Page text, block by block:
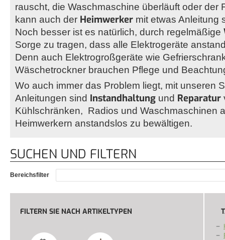
rauscht, die Waschmaschine überläuft oder der
kann auch der Heimwerker mit etwas Anleitung
Noch besser ist es natürlich, durch regelmäßige
Sorge zu tragen, dass alle Elektrogeräte
Denn auch Elektrogroßgeräte wie
Wäschetrockner brauchen Pflege und
Wo auch immer das Problem liegt, mit unseren
Anleitungen sind Instandhaltung und Reparatur
Kühlschränken, Radios und Waschmaschinen
Heimwerkern anstandslos zu bewältigen.
SUCHEN UND FILTERN
Bereichsfilter
FILTERN SIE NACH ARTIKELTYPEN